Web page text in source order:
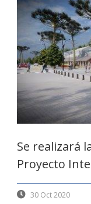
Se realizará
Proyecto
30 Oct 2020